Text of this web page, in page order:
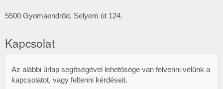
5500 Gyomaendrőd, Selyem út 124.
Kapcsolat
Kapcsolat
Az alábbi űrlap segítségével lehetősége van felvenni velünk a
kapcsolatot, vagy feltenni kérdéseit.